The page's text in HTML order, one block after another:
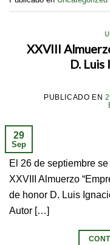
XXVIII
D. Luis
PUBLICADO EN
29
Sep
El 26 de septiembre
XXVIII Almuerzo
de honor D. Luis
Autor […]